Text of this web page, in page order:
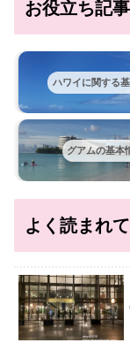
お役立ち記事
ハワイに関する
グアムの基本
よく読まれ